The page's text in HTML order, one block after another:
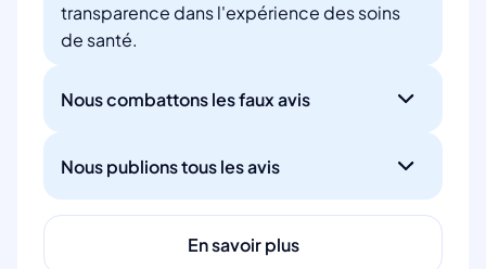
transparence dans l'expérience des soins
de santé.
Nous combattons les faux avis
Nous publions tous les avis
En savoir plus